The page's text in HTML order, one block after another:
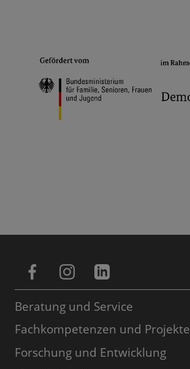
Beratung und Service
Fachkompetenzen und Projekte
Forschung und Entwicklung